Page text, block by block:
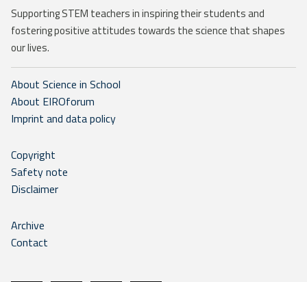
Supporting STEM teachers in inspiring their students and
fostering positive attitudes towards the science that shapes
our lives.
About Science in School
About EIROforum
Imprint and data policy
Copyright
Safety note
Disclaimer
Archive
Contact